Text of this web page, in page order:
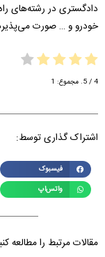
دادگستری در رشته‌های
خودرو و … صورت
4/ 5. مجموع: 1
اشتراک گذاری توسط:
فیسبوک
واتس‌اپ
مقالات مرتبط را مطالعه